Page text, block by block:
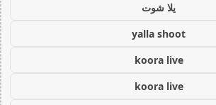
يلا شوت
yalla shoot
koora live
koora live